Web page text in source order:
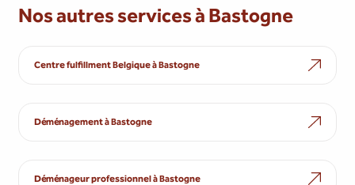
Nos autres services à Bastogne
Centre fulfillment Belgique à Bastogne
Déménagement à Bastogne
Déménageur professionnel à Bastogne